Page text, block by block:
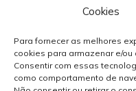
Cookies
Para fornecer as melhores
cookies para armazenar e/
Consentir com essas
como comportamento de
Política de Cookies| * -
| ** - Chamada
Alojamento Web: